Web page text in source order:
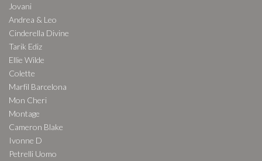
Jovani
Andrea & Leo
Cinderella Divine
Tarik Ediz
Ellie Wilde
Colette
Marfil Barcelona
Mon Cheri
Montage
Cameron Blake
Ivonne D
Petrelli Uomo